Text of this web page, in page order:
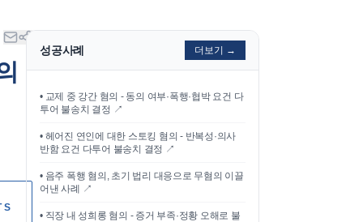
성공사례 더보기 →
• 교제 중 강간 혐의 - 동의 여부·폭행·협박 요건 다
투어 불송치 결정 ↗
• 헤어진 연인에 대한 스토킹 혐의 - 반복성·의사
반함 요건 다투어 불송치 결정 ↗
• 음주 폭행 혐의, 초기 법리 대응으로 무혐의 이끌
어낸 사례
↗
• 직장 내 성희롱 혐의 - 증거 부족·정황 오해로 불